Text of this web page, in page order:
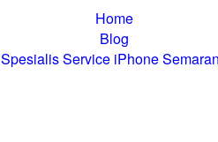
Home
Blog
Spesialis Service iPhone